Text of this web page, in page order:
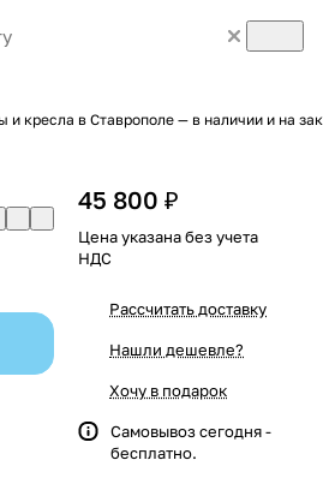
Диваны и кресла в Ставрополе — в наличии и на
45 800 ₽
Цена указана без учета
НДС
Рассчитать доставку
Нашли дешевле?
Хочу в подарок
Самовывоз сегодня -
бесплатно.